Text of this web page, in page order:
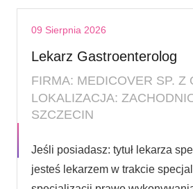
09 Sierpnia 2026
Lekarz Gastroenterolog
FIRMA: MEDICOVER SP. Z
LOKALIZACJA:
SZCZECIN
Jeśli posiadasz: tytuł lekarza
jesteś lekarzem w trakcie